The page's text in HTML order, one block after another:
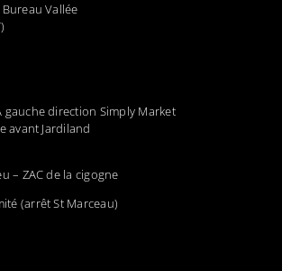
Vallée
gauche direction Simply Market
avant Jardiland
– ZAC de la cigogne
(arrêt St Marceau)